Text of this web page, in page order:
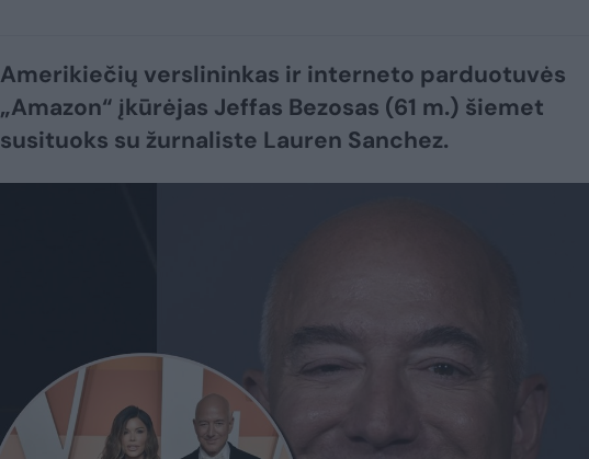
Amerikiečių verslininkas ir interneto parduotuvės
„Amazon“ įkūrėjas Jeffas Bezosas (61 m.) šiemet
susituoks su žurnaliste Lauren Sanchez.